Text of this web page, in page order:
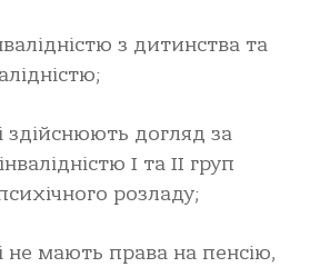
з дитинства та
здійснюють догляд за
І та ІІ груп
розладу;
не мають права на пенсію,